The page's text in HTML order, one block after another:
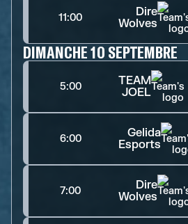
11:00
Dire
Wolves
DIMANCHE 10 SEPTEMBRE
5:00
TEAM
JOEL
6:00
Gelida
Esports
7:00
Dire
Wolves